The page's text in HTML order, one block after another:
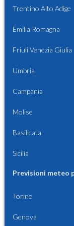
Trentino Alto Adige
Emilia Romagna
Friuli Venezia Giulia
Umbria
Campania
Molise
Basilicata
Sicilia
Previsioni meteo
Torino
Genova